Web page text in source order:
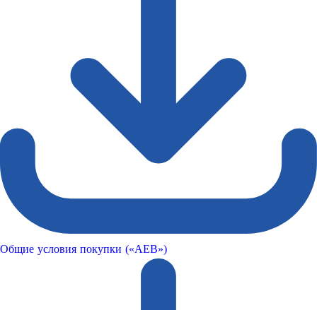
Общие условия покупки («AEB»)